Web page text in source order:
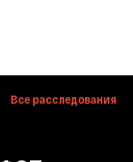
Все расследования